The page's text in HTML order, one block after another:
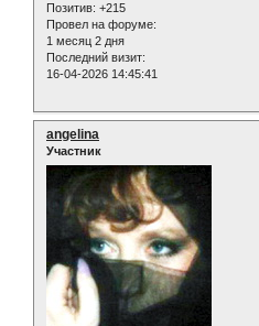
Позитив: +215
Провел на форуме:
1 месяц 2 дня
Последний визит:
16-04-2026 14:45:41
angelina
Участник